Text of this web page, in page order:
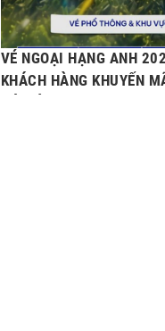
VÉ NGOẠI HẠNG ANH
KHÁCH HÀNG KHUYẾN